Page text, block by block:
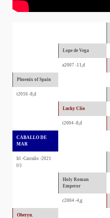
Lope de Vega
a2007 -11,d
Phoenix of Spain
t2016 -8,d
Lucky Clio
t2004 -8,d
CABALLO DE
MAR
Irl -Castaño -2021
(c)
Holy Roman
Emperor
c2004 -4,g
Oberyn.